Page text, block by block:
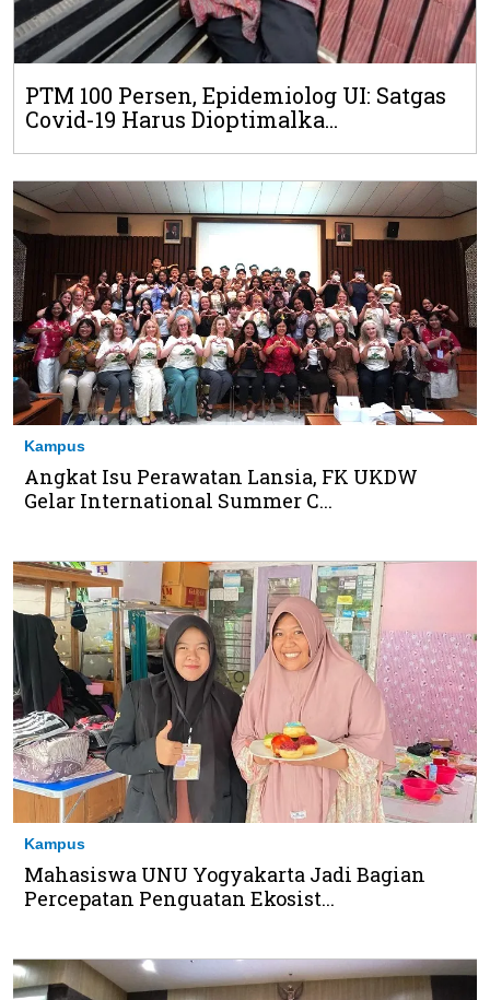
PTM 100 Persen, Epidemiolog UI: Satgas
Covid-19 Harus Dioptimalka...
Kampus
Angkat Isu Perawatan Lansia, FK UKDW
Gelar International Summer C...
Kampus
Mahasiswa UNU Yogyakarta Jadi Bagian
Percepatan Penguatan Ekosist...